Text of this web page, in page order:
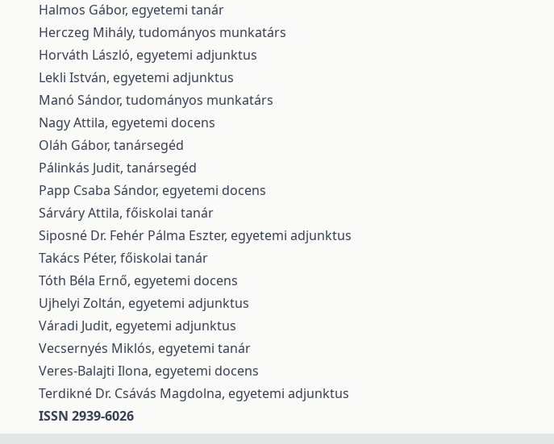
Halmos Gábor, egyetemi tanár
Herczeg Mihály, tudományos munkatárs
Horváth László, egyetemi adjunktus
Lekli István, egyetemi adjunktus
Manó Sándor, tudományos munkatárs
Nagy Attila, egyetemi docens
Oláh Gábor, tanársegéd
Pálinkás Judit, tanársegéd
Papp Csaba Sándor, egyetemi docens
Sárváry Attila, főiskolai tanár
Siposné Dr. Fehér Pálma Eszter, egyetemi adjunktus
Takács Péter, főiskolai tanár
Tóth Béla Ernő, egyetemi docens
Ujhelyi Zoltán, egyetemi adjunktus
Váradi Judit, egyetemi adjunktus
Vecsernyés Miklós, egyetemi tanár
Veres-Balajti Ilona, egyetemi docens
Terdikné Dr. Csávás Magdolna, egyetemi adjunktus
ISSN 2939-6026